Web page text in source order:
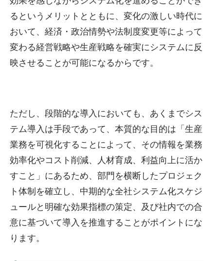
るというメリットとともに、変化の激しい時代に
おいて、経済・政治情勢や法制度変更等によって
変わる経営戦略や生産戦略を確実にシステムに反
映させることが可能になるからです。
ただし、段階的な導入においても、あくまでシス
テム導入は手段であって、本質的な目的は「生産
業務を可視化することによって、その情報を業務
効率化やコスト削減、人材育成、利益向上に活か
すこと」にあるため、部門を横断したプロジェク
ト体制を確立し、中期的な全社システム化スケジ
ュールと明確な効果指標の策定、及び社内での合
意に基づいて導入を推進することがポイントにな
ります。